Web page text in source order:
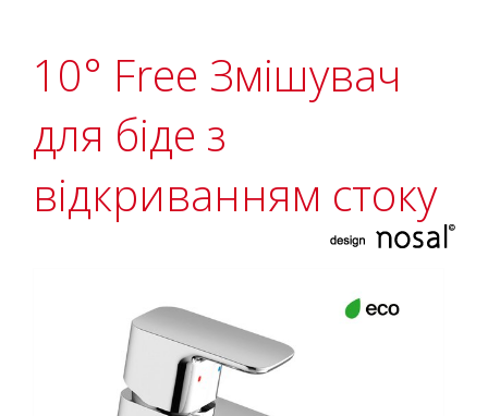
10° Free Змішувач
для біде з
відкриванням стоку